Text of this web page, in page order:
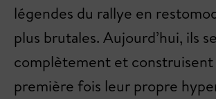
légendes du rallye en
plus brutales. Aujourd’hui, ils
complètement et construisent
première fois leur propre